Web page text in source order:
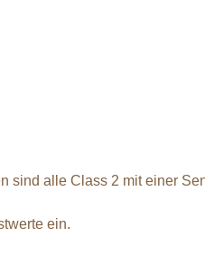
sind alle Class 2 mit einer
ein.